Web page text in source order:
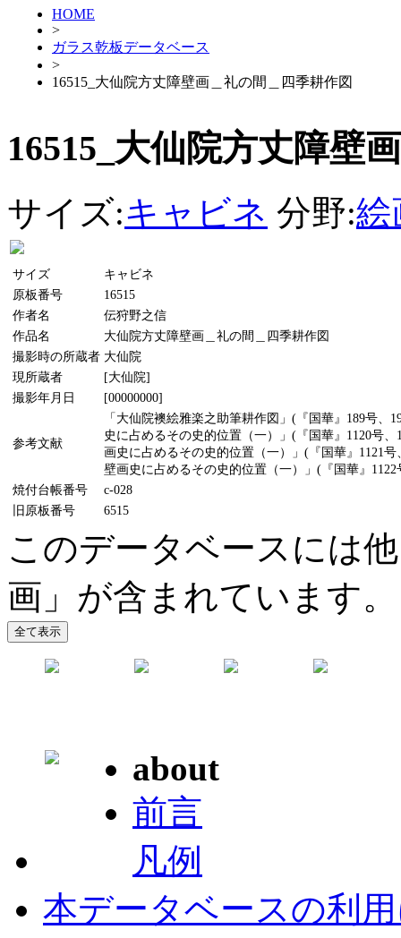
HOME
>
ガラス乾板データベース
>
16515_大仙院方丈障壁画＿礼の間＿四季耕作図
16515_大仙院方丈障壁
サイズ:キャビネ 分野:絵
サイズ
キャビネ
原板番号
16515
作者名
伝狩野之信
作品名
大仙院方丈障壁画＿礼の間＿四季耕作図
撮影時の所蔵者 大仙院
現所蔵者
[大仙院]
撮影年月日
[00000000]
参考文献
「大仙院襖絵雅楽之助筆耕作図」(『国華』189号
史に占めるその史的位置（一）」(『国華』1120号
画史に占めるその史的位置（一）」(『国華』1121
壁画史に占めるその史的位置（一）」(『国華』1122
焼付台帳番号
c-028
旧原板番号
6515
このデータベースには
画」が含まれています。
about
前言
凡例
本データベースの利